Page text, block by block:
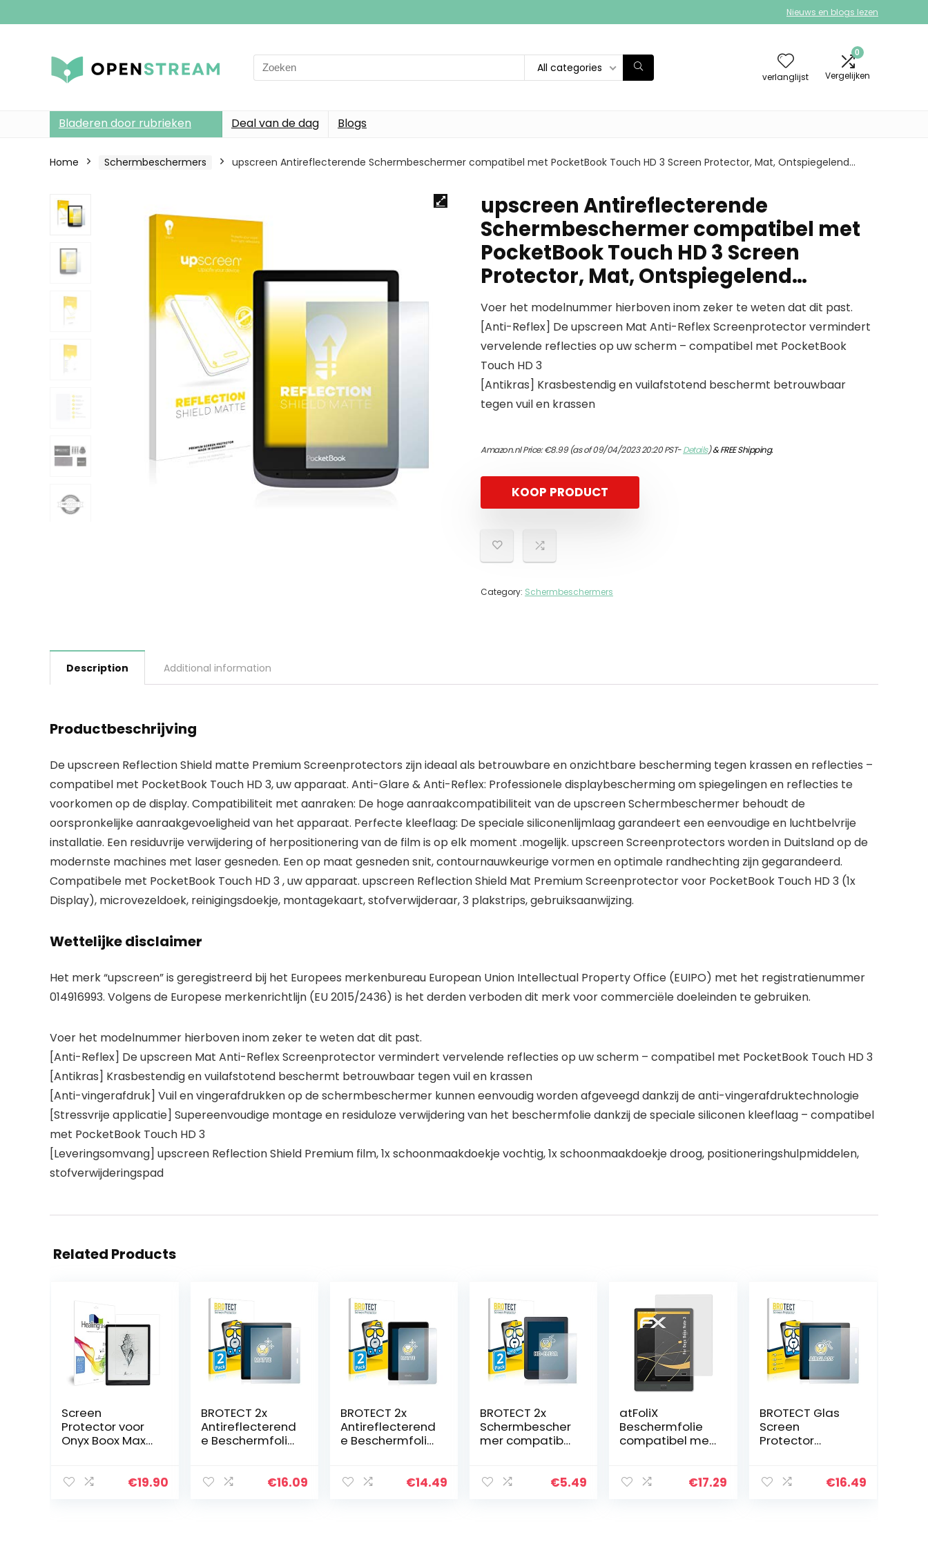
Nieuws en blogs lezen
Search
for:
All categories
verlanglijst
0
Vergelijken
Bladeren door rubrieken Deal van de dag Blogs
Home Schermbeschermers upscreen Antireflecterende Schermbeschermer compatibel met PocketBook Touch HD 3 Screen Protector, Mat, Ontspiegelend…
upscreen Antireflecterende
Schermbeschermer compatibel met
PocketBook Touch HD 3 Screen
Protector, Mat, Ontspiegelend…
Voer het modelnummer hierboven inom zeker te weten dat dit past.
[Anti-Reflex] De upscreen Mat Anti-Reflex Screenprotector vermindert
vervelende reflecties op uw scherm – compatibel met PocketBook
Touch HD 3
[Antikras] Krasbestendig en vuilafstotend beschermt betrouwbaar
tegen vuil en krassen
Amazon.nl Price:€8.99(as of 09/04/2023 20:20 PST-Details)&FREE Shipping.
KOOP PRODUCT
Category: Schermbeschermers
Description Additional information
Productbeschrijving
De upscreen Reflection Shield matte Premium Screenprotectors zijn ideaal als betrouwbare en onzichtbare bescherming tegen krassen en reflecties –
compatibel met PocketBook Touch HD 3, uw apparaat. Anti-Glare & Anti-Reflex: Professionele displaybescherming om spiegelingen en reflecties te
voorkomen op de display. Compatibiliteit met aanraken: De hoge aanraakcompatibiliteit van de upscreen Schermbeschermer behoudt de
oorspronkelijke aanraakgevoeligheid van het apparaat. Perfecte kleeflaag: De speciale siliconenlijmlaag garandeert een eenvoudige en luchtbelvrije
installatie. Een residuvrije verwijdering of herpositionering van de film is op elk moment .mogelijk. upscreen Screenprotectors worden in Duitsland op de
modernste machines met laser gesneden. Een op maat gesneden snit, contournauwkeurige vormen en optimale randhechting zijn gegarandeerd.
Compatibele met PocketBook Touch HD 3 , uw apparaat. upscreen Reflection Shield Mat Premium Screenprotector voor PocketBook Touch HD 3 (1x
Display), microvezeldoek, reinigingsdoekje, montagekaart, stofverwijderaar, 3 plakstrips, gebruiksaanwijzing.
Wettelijke disclaimer
Het merk “upscreen” is geregistreerd bij het Europees merkenbureau European Union Intellectual Property Office (EUIPO) met het registratienummer
014916993. Volgens de Europese merkenrichtlijn (EU 2015/2436) is het derden verboden dit merk voor commerciële doeleinden te gebruiken.
Voer het modelnummer hierboven inom zeker te weten dat dit past.
[Anti-Reflex] De upscreen Mat Anti-Reflex Screenprotector vermindert vervelende reflecties op uw scherm – compatibel met PocketBook Touch HD 3
[Antikras] Krasbestendig en vuilafstotend beschermt betrouwbaar tegen vuil en krassen
[Anti-vingerafdruk] Vuil en vingerafdrukken op de schermbeschermer kunnen eenvoudig worden afgeveegd dankzij de anti-vingerafdruktechnologie
[Stressvrije applicatie] Supereenvoudige montage en residuloze verwijdering van het beschermfolie dankzij de speciale siliconen kleeflaag – compatibel
met PocketBook Touch HD 3
[Leveringsomvang] upscreen Reflection Shield Premium film, 1x schoonmaakdoekje vochtig, 1x schoonmaakdoekje droog, positioneringshulpmiddelen,
stofverwijderingspad
Related Products
Screen
Protector voor
Onyx Boox Max
Coating Screen
€19.90
BROTECT 2x
Antireflecterend
e Beschermfolie
Oasis 2019 (10.
€16.09
BROTECT 2x
Antireflecterend
e Beschermfolie
Paperwhite 2018
€14.49
BROTECT 2x
Schermbescher
mer compatibel
Protector
€5.49
atFoliX
Beschermfolie
compatibel met
mer, anti-
€17.29
BROTECT Glas
Screen
Protector
Oasis 2019 (10.
€16.49